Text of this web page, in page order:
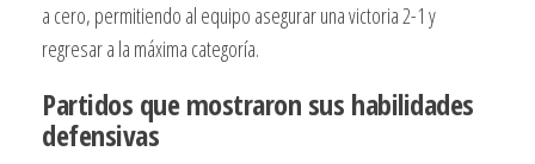
a cero, permitiendo al equipo asegurar una victoria 2-1 y
regresar a la máxima categoría.
Partidos que mostraron sus habilidades
defensivas